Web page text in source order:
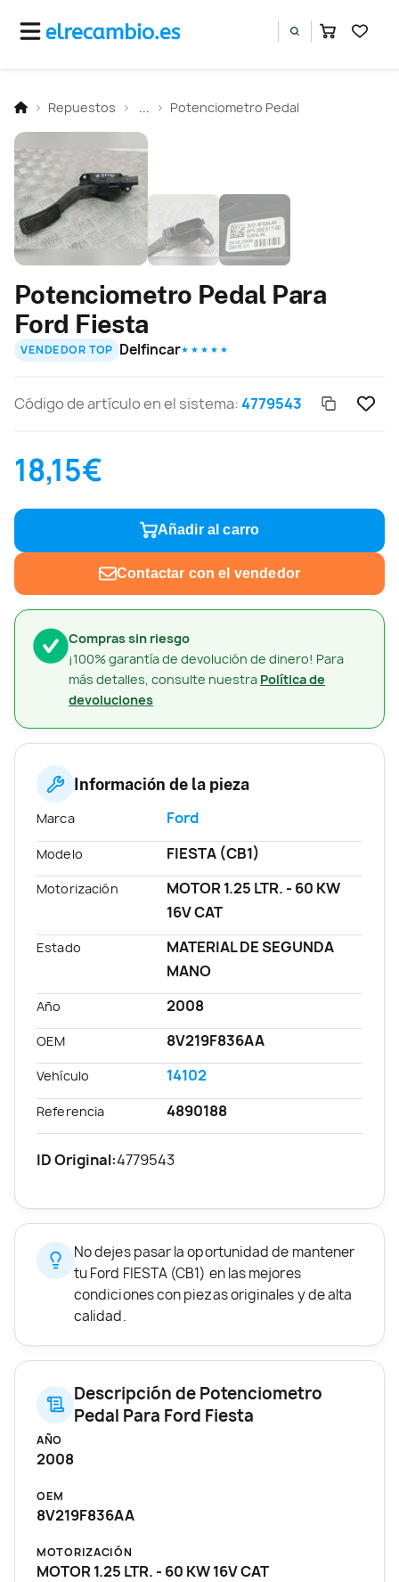
Repuestos Potenciometro Pedal
Compras sin riesgo
¡100% garantía de devolución de dinero! Para
más detalles, consulte nuestra Política de
devoluciones
Potenciometro Pedal Para
Ford Fiesta
VENDEDOR TOP Delfincar★ ★ ★ ★ ★
Código de artículo en el sistema:4779543
18,15€
Añadir al carro
Contactar con el vendedor
Información de la pieza
Marca Ford
Modelo FIESTA (CB1)
Motorización
MOTOR 1.25 LTR. - 60 KW
16V CAT
Estado
MATERIAL DE SEGUNDA
MANO
Año 2008
OEM 8V219F836AA
Vehículo 14102
Referencia 4890188
ID Original:4779543
No dejes pasar la oportunidad de mantener
tu Ford FIESTA (CB1) en las mejores
condiciones con piezas originales y de alta
calidad.
Descripción de Potenciometro
Pedal Para Ford Fiesta
AÑO
2008
OEM
8V219F836AA
MOTORIZACIÓN
MOTOR 1.25 LTR. - 60 KW 16V CAT